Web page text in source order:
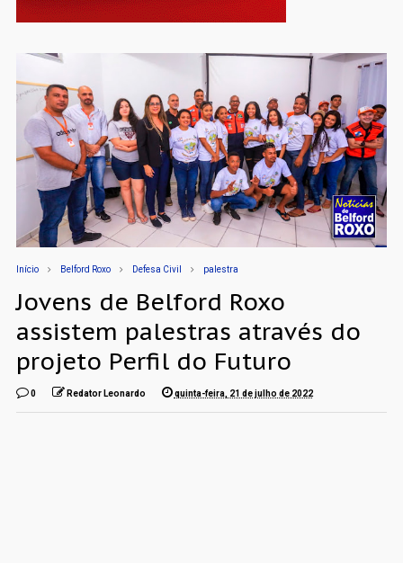
Início Belford Roxo Defesa Civil palestra
Jovens de Belford Roxo
assistem palestras através do
projeto Perfil do Futuro
0 Redator Leonardo quinta-feira, 21 de julho de 2022